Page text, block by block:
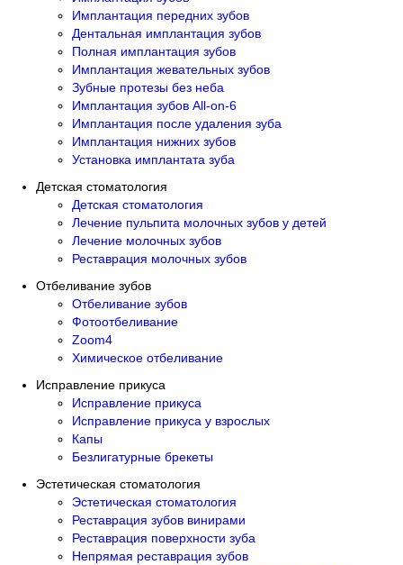
Имплантация передних зубов
Дентальная имплантация зубов
Полная имплантация зубов
Имплантация жевательных зубов
Зубные протезы без неба
Имплантация зубов All-on-6
Имплантация после удаления зуба
Имплантация нижних зубов
Установка имплантата зуба
Детская стоматология
Детская стоматология
Лечение пульпита молочных зубов у детей
Лечение молочных зубов
Реставрация молочных зубов
Отбеливание зубов
Отбеливание зубов
Фотоотбеливание
Zoom4
Химическое отбеливание
Исправление прикуса
Исправление прикуса
Исправление прикуса у взрослых
Капы
Безлигатурные брекеты
Эстетическая стоматология
Эстетическая стоматология
Реставрация зубов винирами
Реставрация поверхности зуба
Непрямая реставрация зубов